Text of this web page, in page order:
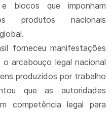
blocos que imponham
produtos nacionais
forneceu manifestações
arcabouço legal nacional
produzidos por trabalho
que as autoridades
competência legal para